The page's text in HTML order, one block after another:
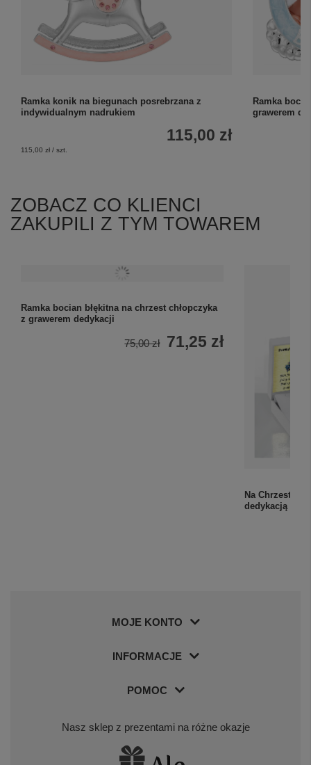
Ramka konik na biegunach posrebrzana z
indywidualnym nadrukiem
115,00 zł
115,00 zł / szt.
Ramka
grawerem
ZOBACZ CO KLIENCI
ZAKUPILI Z TYM TOWAREM
Ramka bocian błękitna na chrzest chłopczyka
z grawerem dedykacji
75,00 zł 71,25 zł
Na Chrzest:
dedykacją w
MOJE KONTO
INFORMACJE
POMOC
Nasz sklep z prezentami na różne okazje